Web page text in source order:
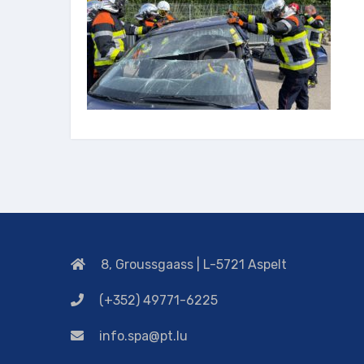
8, Groussgaass | L-5721 Aspelt
(+352) 49771-6225
info.spa@pt.lu